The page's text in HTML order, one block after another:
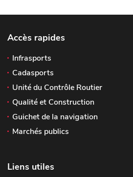
Accès rapides
Infrasports
Cadasports
Unité du Contrôle Routier
Qualité et Construction
Guichet de la navigation
Marchés publics
Liens utiles